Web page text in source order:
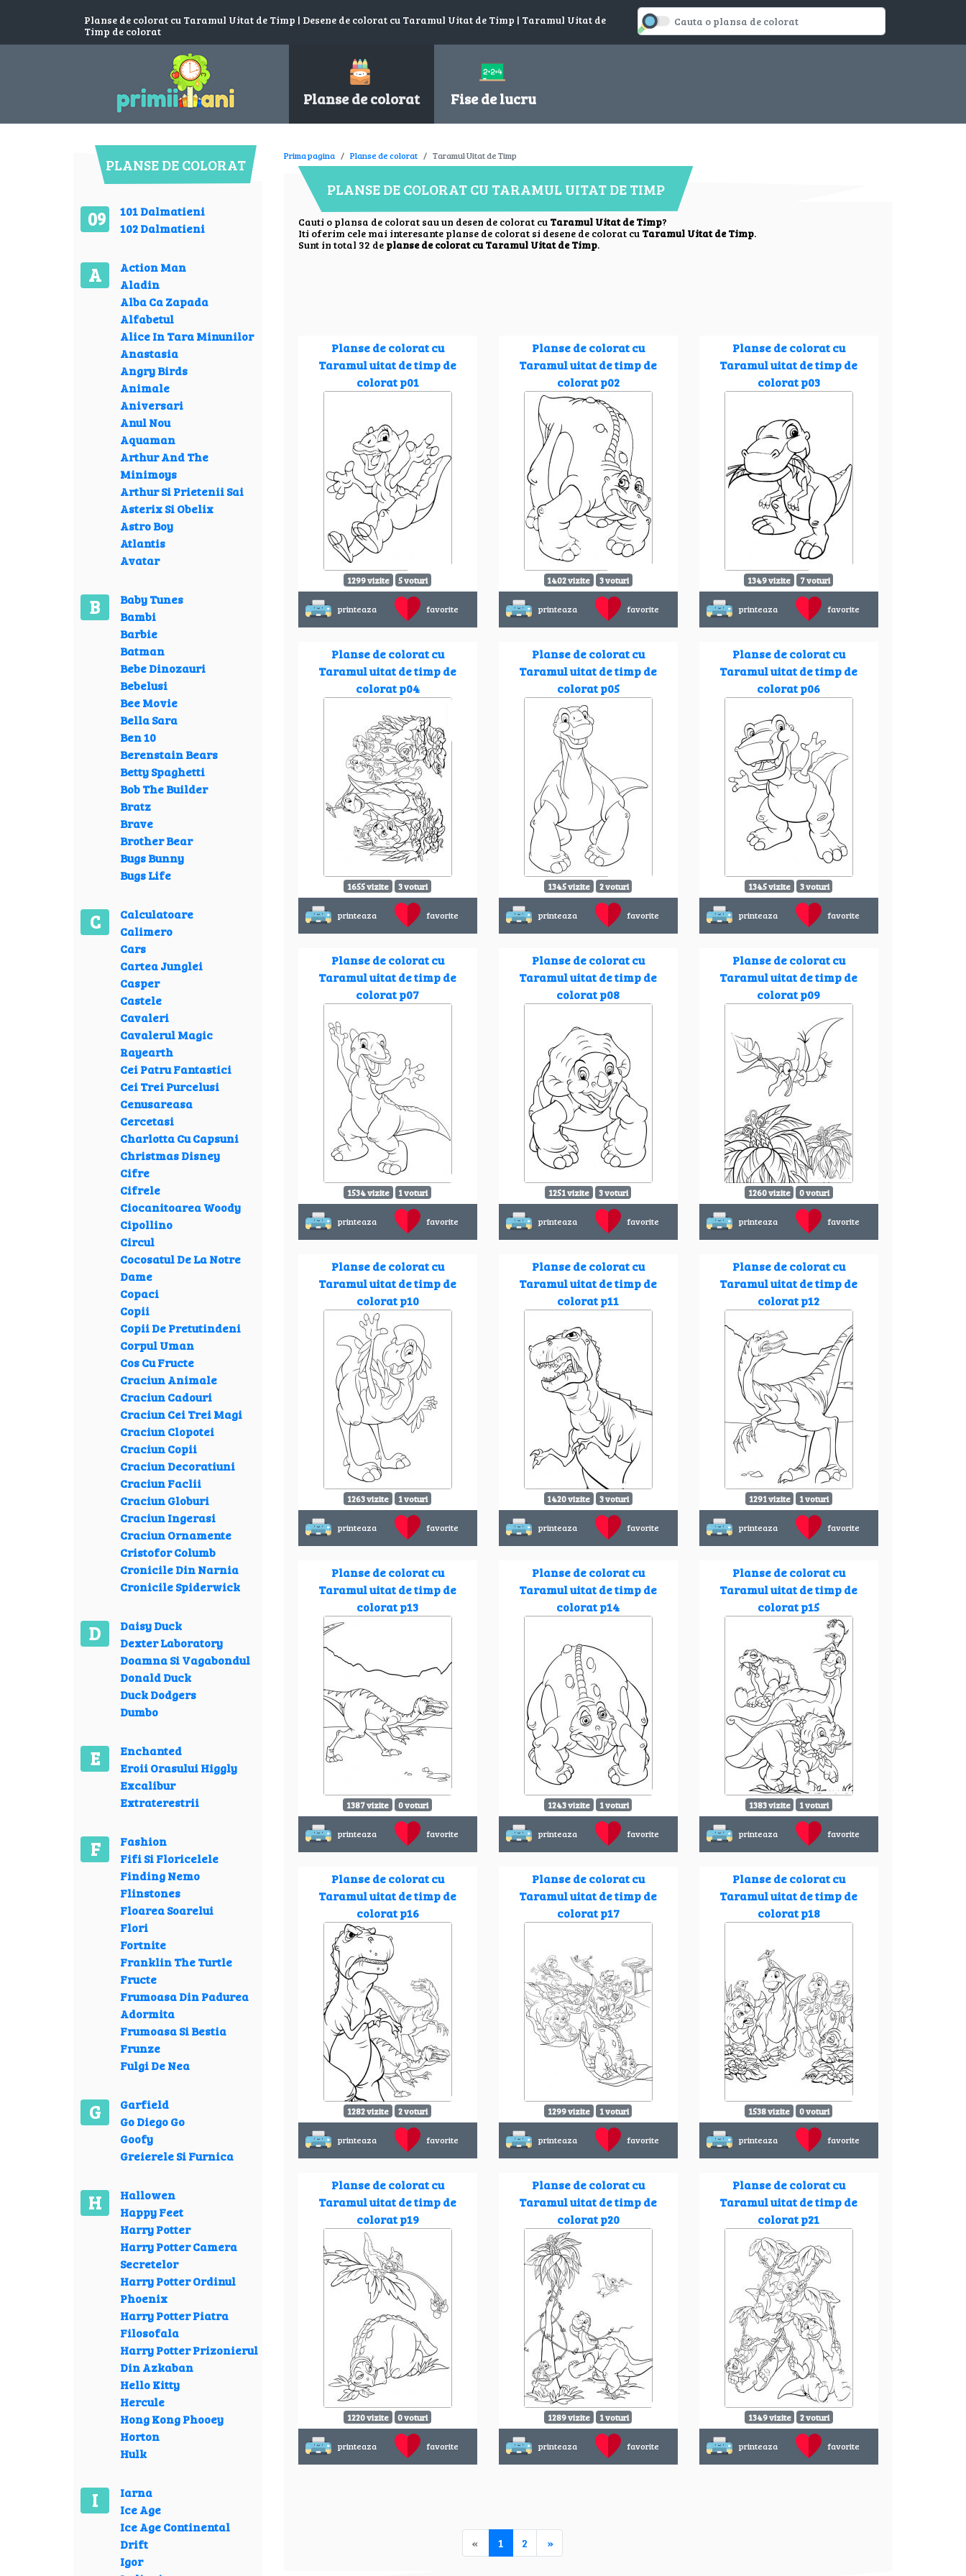
Planse de colorat cu Taramul Uitat de Timp | Desene de colorat cu Taramul Uitat de Timp | Taramul Uitat de
Timp de colorat
Planse de colorat Fise de lucru
PLANSE DE COLORAT
09
101 Dalmatieni
102 Dalmatieni
A
Action Man
Aladin
Alba Ca Zapada
Alfabetul
Alice In Tara Minunilor
Anastasia
Angry Birds
Animale
Aniversari
Anul Nou
Aquaman
Arthur And The
Minimoys
Arthur Si Prietenii Sai
Asterix Si Obelix
Astro Boy
Atlantis
Avatar
B
Baby Tunes
Bambi
Barbie
Batman
Bebe Dinozauri
Bebelusi
Bee Movie
Bella Sara
Ben 10
Berenstain Bears
Betty Spaghetti
Bob The Builder
Bratz
Brave
Brother Bear
Bugs Bunny
Bugs Life
C
Calculatoare
Calimero
Cars
Cartea Junglei
Casper
Castele
Cavaleri
Cavalerul Magic
Rayearth
Cei Patru Fantastici
Cei Trei Purcelusi
Cenusareasa
Cercetasi
Charlotta Cu Capsuni
Christmas Disney
Cifre
Cifrele
Ciocanitoarea Woody
Cipollino
Circul
Cocosatul De La Notre
Dame
Copaci
Copii
Copii De Pretutindeni
Corpul Uman
Cos Cu Fructe
Craciun Animale
Craciun Cadouri
Craciun Cei Trei Magi
Craciun Clopotei
Craciun Copii
Craciun Decoratiuni
Craciun Faclii
Craciun Globuri
Craciun Ingerasi
Craciun Ornamente
Cristofor Columb
Cronicile Din Narnia
Cronicile Spiderwick
D
Daisy Duck
Dexter Laboratory
Doamna Si Vagabondul
Donald Duck
Duck Dodgers
Dumbo
E
Enchanted
Eroii Orasului Higgly
Excalibur
Extraterestrii
F
Fashion
Fifi Si Floricelele
Finding Nemo
Flinstones
Floarea Soarelui
Flori
Fortnite
Franklin The Turtle
Fructe
Frumoasa Din Padurea
Adormita
Frumoasa Si Bestia
Frunze
Fulgi De Nea
G
Garfield
Go Diego Go
Goofy
Greierele Si Furnica
H
Hallowen
Happy Feet
Harry Potter
Harry Potter Camera
Secretelor
Harry Potter Ordinul
Phoenix
Harry Potter Piatra
Filosofala
Harry Potter Prizonierul
Din Azkaban
Hello Kitty
Hercule
Hong Kong Phooey
Horton
Hulk
I
Iarna
Ice Age
Ice Age Continental
Drift
Igor
Prima pagina Planse de colorat Taramul Uitat de Timp
PLANSE DE COLORAT CU TARAMUL UITAT DE TIMP
Cauti o plansa de colorat sau un desen de colorat cu Taramul Uitat de Timp?
Iti oferim cele mai interesante planse de colorat si desene de colorat cu Taramul Uitat de Timp.
Sunt in total 32 de planse de colorat cu Taramul Uitat de Timp.
Planse de colorat cu
Taramul uitat de timp de
colorat p01
1299 vizite 5 voturi
printeaza favorite
Planse de colorat cu
Taramul uitat de timp de
colorat p02
1402 vizite 3 voturi
printeaza favorite
Planse de colorat cu
Taramul uitat de timp de
colorat p03
1349 vizite 7 voturi
printeaza favorite
Planse de colorat cu
Taramul uitat de timp de
colorat p04
1655 vizite 3 voturi
printeaza favorite
Planse de colorat cu
Taramul uitat de timp de
colorat p05
1345 vizite 2 voturi
printeaza favorite
Planse de colorat cu
Taramul uitat de timp de
colorat p06
1345 vizite 3 voturi
printeaza favorite
Planse de colorat cu
Taramul uitat de timp de
colorat p07
1534 vizite 1 voturi
printeaza favorite
Planse de colorat cu
Taramul uitat de timp de
colorat p08
1251 vizite 3 voturi
printeaza favorite
Planse de colorat cu
Taramul uitat de timp de
colorat p09
1260 vizite 0 voturi
printeaza favorite
Planse de colorat cu
Taramul uitat de timp de
colorat p10
1263 vizite 1 voturi
printeaza favorite
Planse de colorat cu
Taramul uitat de timp de
colorat p11
1420 vizite 3 voturi
printeaza favorite
Planse de colorat cu
Taramul uitat de timp de
colorat p12
1291 vizite 1 voturi
printeaza favorite
Planse de colorat cu
Taramul uitat de timp de
colorat p13
1387 vizite 0 voturi
printeaza favorite
Planse de colorat cu
Taramul uitat de timp de
colorat p14
1243 vizite 1 voturi
printeaza favorite
Planse de colorat cu
Taramul uitat de timp de
colorat p15
1383 vizite 1 voturi
printeaza favorite
Planse de colorat cu
Taramul uitat de timp de
colorat p16
1282 vizite 2 voturi
printeaza favorite
Planse de colorat cu
Taramul uitat de timp de
colorat p17
1299 vizite 1 voturi
printeaza favorite
Planse de colorat cu
Taramul uitat de timp de
colorat p18
1538 vizite 0 voturi
printeaza favorite
Planse de colorat cu
Taramul uitat de timp de
colorat p19
1220 vizite 0 voturi
printeaza favorite
Planse de colorat cu
Taramul uitat de timp de
colorat p20
1289 vizite 1 voturi
printeaza favorite
Planse de colorat cu
Taramul uitat de timp de
colorat p21
1349 vizite 2 voturi
printeaza favorite
« 1 2 »